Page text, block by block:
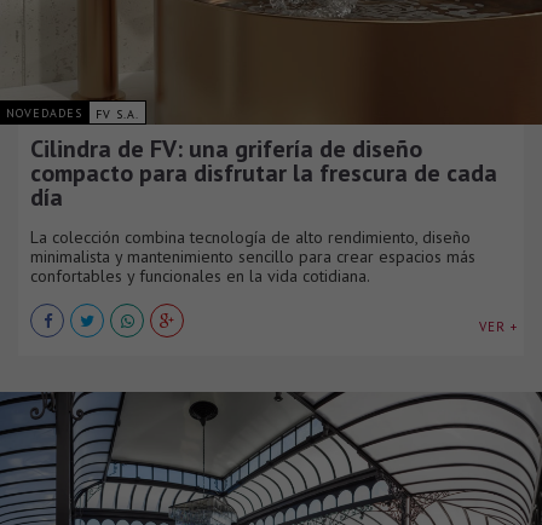
NOVEDADES FV S.A.
Cilindra de FV: una grifería de diseño
compacto para disfrutar la frescura de cada
día
La colección combina tecnología de alto rendimiento, diseño
minimalista y mantenimiento sencillo para crear espacios más
confortables y funcionales en la vida cotidiana.
VER +